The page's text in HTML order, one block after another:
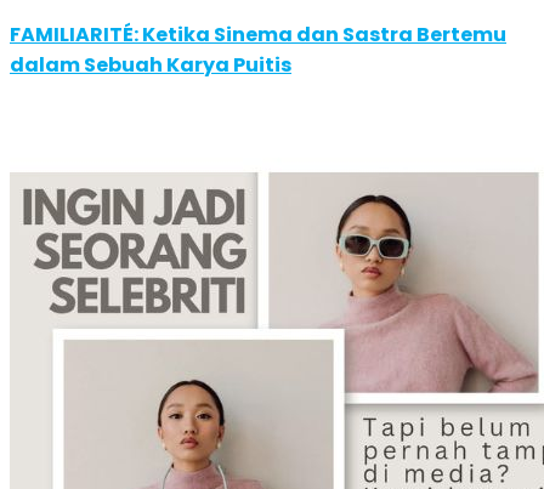
FAMILIARITÉ: Ketika Sinema dan Sastra Bertemu
dalam Sebuah Karya Puitis